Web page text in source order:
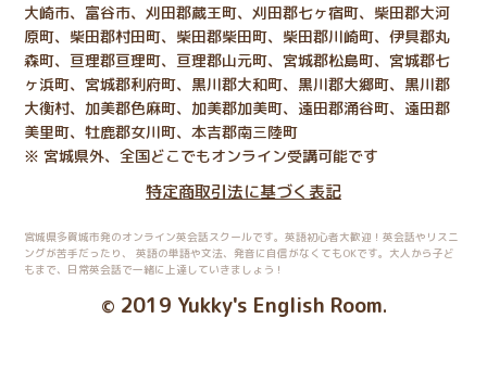
大崎市、富谷市、刈田郡蔵王町、刈田郡七ヶ宿町、柴田郡大河
原町、柴田郡村田町、柴田郡柴田町、柴田郡川崎町、伊具郡丸
森町、亘理郡亘理町、亘理郡山元町、宮城郡松島町、宮城郡七
ヶ浜町、宮城郡利府町、黒川郡大和町、黒川郡大郷町、黒川郡
大衡村、加美郡色麻町、加美郡加美町、遠田郡涌谷町、遠田郡
美里町、牡鹿郡女川町、本吉郡南三陸町
※ 宮城県外、全国どこでもオンライン受講可能です
特定商取引法に基づく表記
宮城県多賀城市発のオンライン英会話スクールです。英語初心者大歓迎！英会話やリスニ
ングが苦手だったり、
英語の単語や文法、発音に自信がなくてもOKです。大人から子ど
もまで、日常英会話で一緒に上達していきましょう！
© 2019 Yukky's English Room.